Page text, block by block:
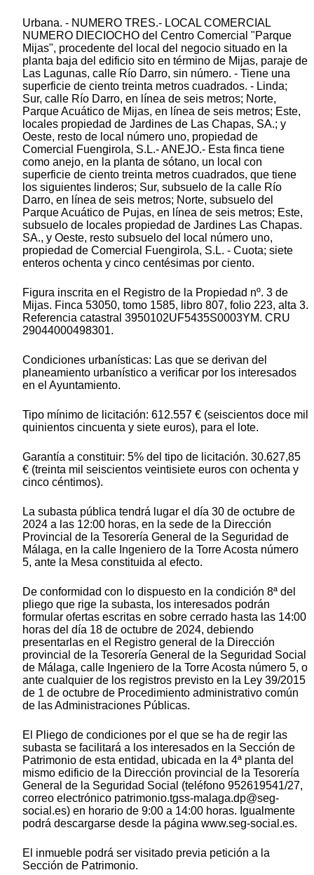
Urbana. - NUMERO TRES.- LOCAL COMERCIAL
NUMERO DIECIOCHO del Centro Comercial "Parque
Mijas", procedente del local del negocio situado en la
planta baja del edificio sito en término de Mijas, paraje de
Las Lagunas, calle Río Darro, sin número. - Tiene una
superficie de ciento treinta metros cuadrados. - Linda;
Sur, calle Río Darro, en línea de seis metros; Norte,
Parque Acuático de Mijas, en línea de seis metros; Este,
locales propiedad de Jardines de Las Chapas, SA.; y
Oeste, resto de local número uno, propiedad de
Comercial Fuengirola, S.L.- ANEJO.- Esta finca tiene
como anejo, en la planta de sótano, un local con
superficie de ciento treinta metros cuadrados, que tiene
los siguientes linderos; Sur, subsuelo de la calle Río
Darro, en línea de seis metros; Norte, subsuelo del
Parque Acuático de Pujas, en línea de seis metros; Este,
subsuelo de locales propiedad de Jardines Las Chapas.
SA., y Oeste, resto subsuelo del local número uno,
propiedad de Comercial Fuengirola, S.L. - Cuota; siete
enteros ochenta y cinco centésimas por ciento.
Figura inscrita en el Registro de la Propiedad nº. 3 de
Mijas. Finca 53050, tomo 1585, libro 807, folio 223, alta 3.
Referencia catastral 3950102UF5435S0003YM. CRU
29044000498301.
Condiciones urbanísticas: Las que se derivan del
planeamiento urbanístico a verificar por los interesados
en el Ayuntamiento.
Tipo mínimo de licitación: 612.557 € (seiscientos doce mil
quinientos cincuenta y siete euros), para el lote.
Garantía a constituir: 5% del tipo de licitación. 30.627,85
€ (treinta mil seiscientos veintisiete euros con ochenta y
cinco céntimos).
La subasta pública tendrá lugar el día 30 de octubre de
2024 a las 12:00 horas, en la sede de la Dirección
Provincial de la Tesorería General de la Seguridad de
Málaga, en la calle Ingeniero de la Torre Acosta número
5, ante la Mesa constituida al efecto.
De conformidad con lo dispuesto en la condición 8ª del
pliego que rige la subasta, los interesados podrán
formular ofertas escritas en sobre cerrado hasta las 14:00
horas del día 18 de octubre de 2024, debiendo
presentarlas en el Registro general de la Dirección
provincial de la Tesorería General de la Seguridad Social
de Málaga, calle Ingeniero de la Torre Acosta número 5, o
ante cualquier de los registros previsto en la Ley 39/2015
de 1 de octubre de Procedimiento administrativo común
de las Administraciones Públicas.
El Pliego de condiciones por el que se ha de regir las
subasta se facilitará a los interesados en la Sección de
Patrimonio de esta entidad, ubicada en la 4ª planta del
mismo edificio de la Dirección provincial de la Tesorería
General de la Seguridad Social (teléfono 952619541/27,
correo electrónico patrimonio.tgss-malaga.dp@seg-
social.es) en horario de 9:00 a 14:00 horas. Igualmente
podrá descargarse desde la página www.seg-social.es.
El inmueble podrá ser visitado previa petición a la
Sección de Patrimonio.